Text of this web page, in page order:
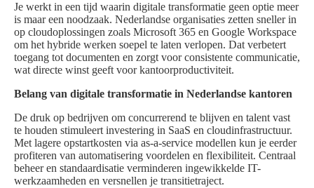
Je werkt in een tijd waarin digitale transformatie geen optie meer
is maar een noodzaak. Nederlandse organisaties zetten sneller in
op cloudoplossingen zoals Microsoft 365 en Google Workspace
om het hybride werken soepel te laten verlopen. Dat verbetert
toegang tot documenten en zorgt voor consistente communicatie,
wat directe winst geeft voor kantoorproductiviteit.
Belang van digitale transformatie in Nederlandse kantoren
De druk op bedrijven om concurrerend te blijven en talent vast
te houden stimuleert investering in SaaS en cloudinfrastructuur.
Met lagere opstartkosten via as-a-service modellen kun je eerder
profiteren van automatisering voordelen en flexibiliteit. Centraal
beheer en standaardisatie verminderen ingewikkelde IT-
werkzaamheden en versnellen je transitietraject.